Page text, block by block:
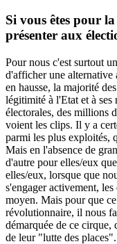
Si vous êtes pour
présenter aux
Pour nous c'est surtout
d'afficher une alternative
en hausse, la majorité
légitimité à l'Etat et à ses
électorales, des millions
voient les clips. Il y a
parmi les plus exploités,
Mais en l'absence de
d'autre pour elles/eux
elles/eux, lorsque que
s'engager activement,
moyen. Mais pour que
révolutionnaire, il nous
démarquée de ce cirque,
de leur "lutte des places".